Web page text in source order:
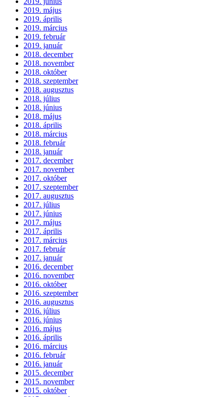
2019. május
2019. április
2019. március
2019. február
2019. január
2018. december
2018. november
2018. október
2018. szeptember
2018. augusztus
2018. július
2018. június
2018. május
2018. április
2018. március
2018. február
2018. január
2017. december
2017. november
2017. október
2017. szeptember
2017. augusztus
2017. július
2017. június
2017. május
2017. április
2017. március
2017. február
2017. január
2016. december
2016. november
2016. október
2016. szeptember
2016. augusztus
2016. július
2016. június
2016. május
2016. április
2016. március
2016. február
2016. január
2015. december
2015. november
2015. október